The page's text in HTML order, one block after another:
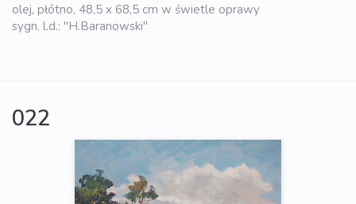
olej, płótno, 48,5 x 68,5 cm w świetle oprawy
sygn. l.d.: "H.Baranowski"
022